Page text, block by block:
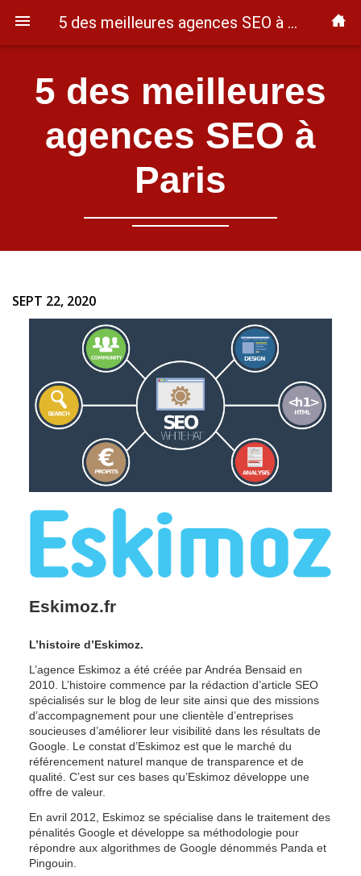
5 des meilleures
agences SEO à
Paris
SEPT 22, 2020
Eskimoz.fr
L’histoire d’Eskimoz.
L’agence Eskimoz a été créée par Andréa Bensaid en
2010. L’histoire commence par la rédaction d’article SEO
spécialisés sur le blog de leur site ainsi que des missions
d’accompagnement pour une clientèle d’entreprises
soucieuses d’améliorer leur visibilité dans les résultats de
Google. Le constat d’Eskimoz est que le marché du
référencement naturel manque de transparence et de
qualité. C’est sur ces bases qu’Eskimoz développe une
offre de valeur.
En avril 2012, Eskimoz se spécialise dans le traitement des
pénalités Google et développe sa méthodologie pour
répondre aux algorithmes de Google dénommés Panda et
Pingouin.
5 des meilleures agences SEO à Paris